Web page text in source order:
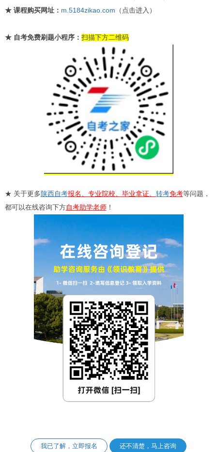
★ 课程购买网址： m.5184zikao.com （点击进入）
★ 自考免费刷题小程序： 扫描下方二维码
★ 关于更多 陕西自考报名、专业院校、毕业拿证、 转考免考等问题，
都可以在线咨询下方自考助学老师！
我已了解，立即报名 还不清楚，马上咨询